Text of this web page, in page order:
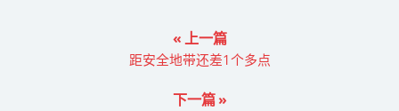
« 上一篇
距安全地带还差1个多点
下一篇 »